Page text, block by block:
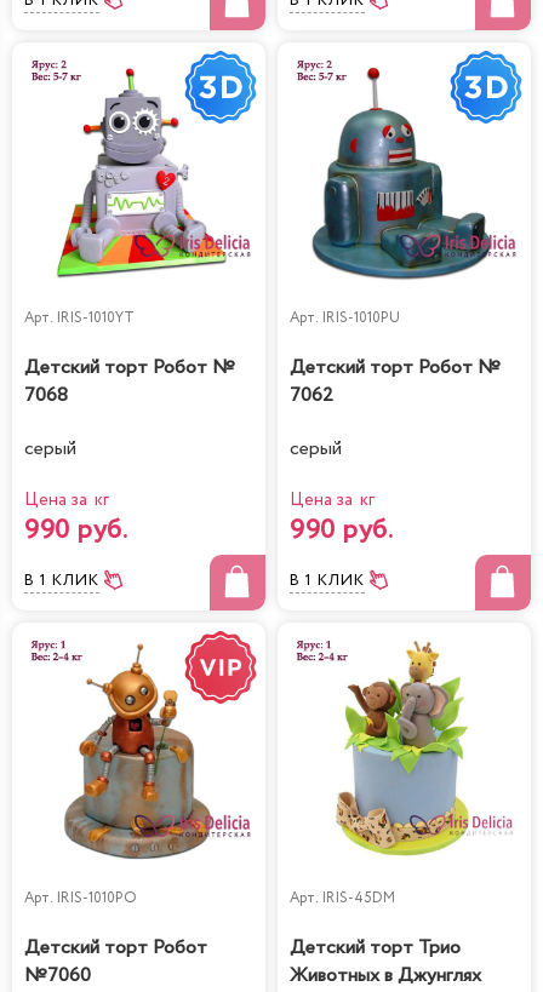
Арт. IRIS-1010YT
Детский торт Робот №
7068
серый
Цена за кг
990 руб.
В 1 КЛИК
Арт. IRIS-1010PU
Детский торт Робот №
7062
серый
Цена за кг
990 руб.
В 1 КЛИК
Арт. IRIS-1010PO
Детский торт Робот
№7060
Арт. IRIS-45DM
Детский торт Трио
Животных в Джунглях